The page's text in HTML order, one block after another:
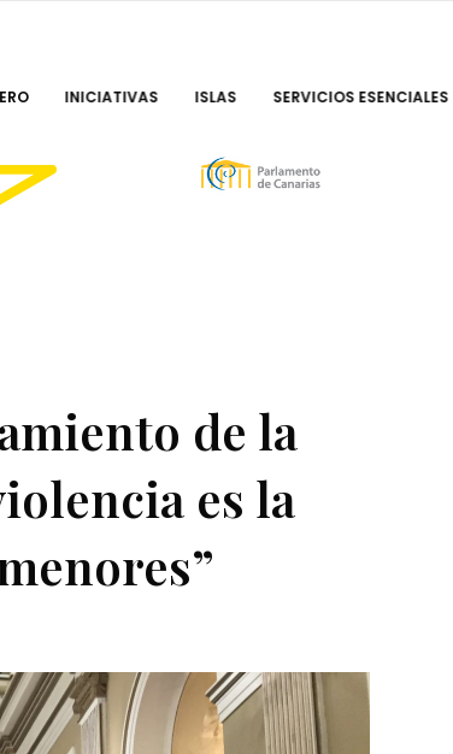
INICIATIVAS ISLAS SERVICIOS ESENCIALES
de la
es la